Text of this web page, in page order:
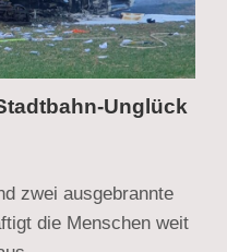
Unglück
zwei ausgebrannte
die Menschen weit